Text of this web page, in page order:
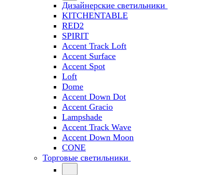
Дизайнерские светильники
KITCHENTABLE
RED2
SPIRIT
Accent Track Loft
Accent Surface
Accent Spot
Loft
Dome
Accent Down Dot
Accent Gracio
Lampshade
Accent Track Wave
Accent Down Moon
CONE
Торговые светильники